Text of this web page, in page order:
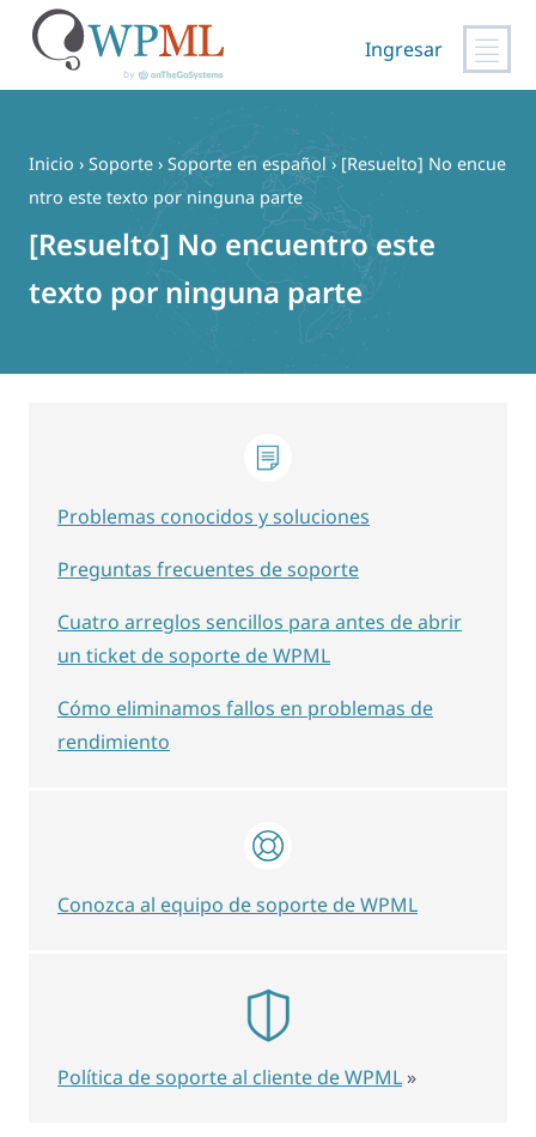
contenido
Ingresar
Inicio › Soporte › Soporte en español › [Resuelto] No encue
ntro este texto por ninguna parte
[Resuelto] No encuentro este
texto por ninguna parte
Problemas conocidos y soluciones
Preguntas frecuentes de soporte
Cuatro arreglos sencillos para antes de abrir
un ticket de soporte de WPML
Cómo eliminamos fallos en problemas de
rendimiento
Conozca al equipo de soporte de WPML
Política de soporte al cliente de WPML »